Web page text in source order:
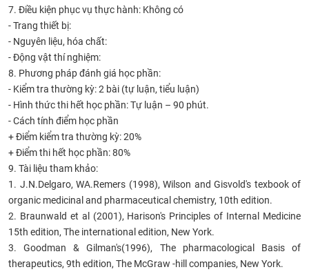
7. Điều kiện phục vụ thực hành: Không có
- Trang thiết bị:
- Nguyên liệu, hóa chất:
- Động vật thí nghiệm:
8. Phương pháp đánh giá học phần:
- Kiểm tra thường kỳ: 2 bài (tự luận, tiểu luận)
- Hình thức thi hết học phần: Tự luận – 90 phút.
- Cách tính điểm học phần
+ Điểm kiểm tra thường kỳ: 20%
+ Điểm thi hết học phần: 80%
9. Tài liệu tham khảo:
1. J.N.Delgaro, WA.Remers (1998), Wilson and Gisvold's texbook of
organic medicinal and pharmaceutical chemistry, 10th edition.
2. Braunwald et al (2001), Harison's Principles of Internal Medicine
15th edition, The international edition, New York.
3.Goodman & Gilman's(1996), The pharmacological Basis of
therapeutics, 9th edition, The McGraw -hill companies, New York.